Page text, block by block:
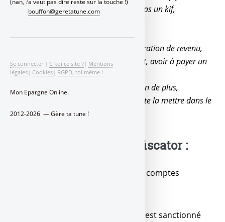
Cette amende dans la tronche, c’est pas un kif,
Tes comptes à l’étranger, sur ta déclaration de revenu,
Tu peux tout indiquer, sans forcément, avoir à payer un
dû,
C’est juste pour dire qu’ils existent, rien de plus,
Sinon Zlatan defiscator pourrait bien te la mettre dans le
c*.
Ce que dit la Zlatan defiscator :
Déclaration obligatoire de tous les comptes
Le non-respect de cette obligation est sanctionné
(nan, ?a veut pas dire reste sur la touche !)
bouffon@geretatune.com
Se connecter | C koi ce site ?| Mentions
légales| Cookies| RGPD, toi même !
Mon Epargne Online.
2012-2026 — Gère ta tune !